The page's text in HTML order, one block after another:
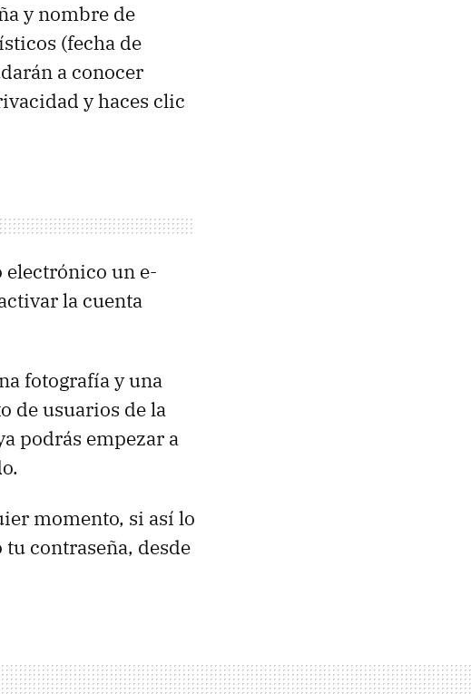
y nombre de
(fecha de
a conocer
y haces clic
un e-
la cuenta
fotografía y una
de usuarios de la
podrás empezar a
momento, si así lo
contraseña, desde